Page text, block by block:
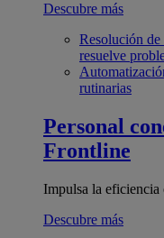
Descubre más
Resolución de
resuelve
rutinarias
Personal
Frontline
Impulsa la eficiencia
Descubre más